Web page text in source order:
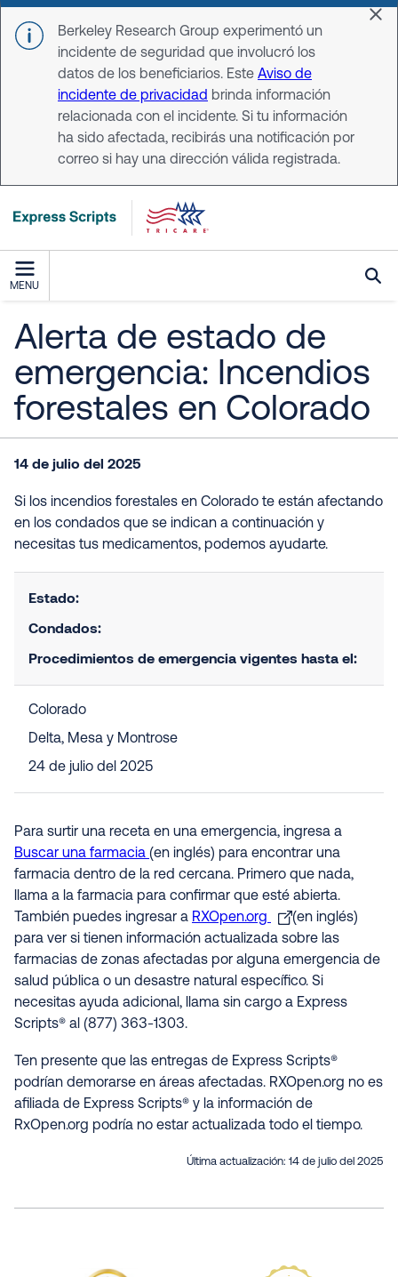
Skip to main content
Berkeley Research Group experimentó un
incidente de seguridad que involucró los
datos de los beneficiarios. Este Aviso de
incidente de privacidad brinda información
relacionada con el incidente. Si tu información
ha sido afectada, recibirás una notificación por
correo si hay una dirección válida registrada.
MENU
Alerta de estado de
emergencia: Incendios
forestales en Colorado
14 de julio del 2025
Si los incendios forestales en Colorado te están afectando
en los condados que se indican a continuación y
necesitas tus medicamentos, podemos ayudarte.
Estado:
Condados:
Procedimientos de emergencia vigentes hasta el:
Colorado
Delta, Mesa y Montrose
24 de julio del 2025
Para surtir una receta en una emergencia, ingresa a
Buscar una farmacia (en inglés) para encontrar una
farmacia dentro de la red cercana. Primero que nada,
llama a la farmacia para confirmar que esté abierta.
También puedes ingresar a RXOpen.org
(en inglés)
para ver si tienen información actualizada sobre las
farmacias de zonas afectadas por alguna emergencia de
salud pública o un desastre natural específico. Si
necesitas ayuda adicional, llama sin cargo a Express
Scripts® al (877) 363-1303.
Ten presente que las entregas de Express Scripts®
podrían demorarse en áreas afectadas. RXOpen.org no es
afiliada de Express Scripts® y la información de
RxOpen.org podría no estar actualizada todo el tiempo.
Última actualización: 14 de julio del 2025